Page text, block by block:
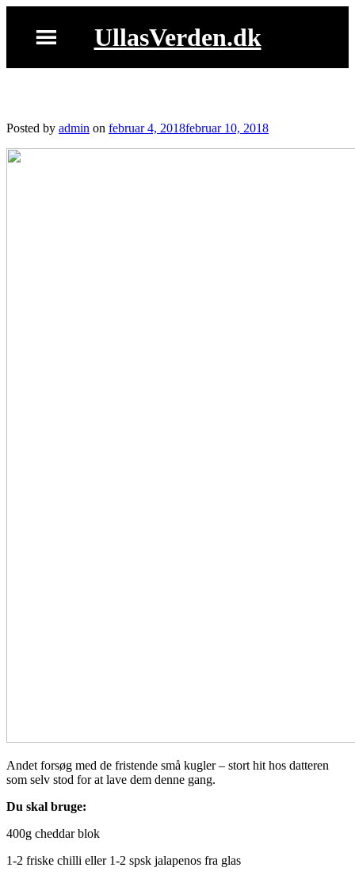
content
UllasVerden.dk
Posted by admin on februar 4, 2018februar 10, 2018
Andet forsøg med de fristende små kugler – stort hit hos datteren
som selv stod for at lave dem denne gang.
Du skal bruge:
400g cheddar blok
1-2 friske chilli eller 1-2 spsk jalapenos fra glas